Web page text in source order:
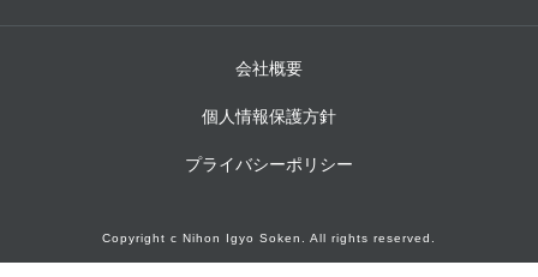
会社概要
個人情報保護方針
プライバシーポリシー
Copyright c Nihon Igyo Soken. All rights reserved.